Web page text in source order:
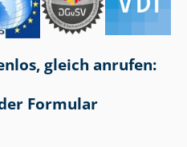
gleich anrufen:
Formular